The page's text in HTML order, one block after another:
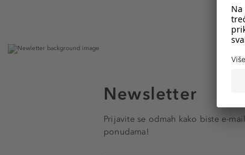
Newsletter
Prijavite se odmah kako biste e-
ponudama!